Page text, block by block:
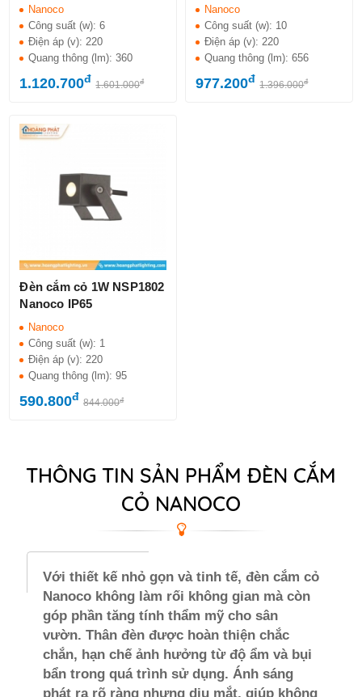
Nanoco
Công suất (w):6
Điện áp (v): 220
Quang thông (lm):360
1.120.700đ 1.601.000đ
Nanoco
Công suất (w): 10
Điện áp (v): 220
Quang thông (lm):656
977.200đ 1.396.000đ
Đèn cắm cỏ 1W NSP1802
Nanoco IP65
Nanoco
Công suất (w): 1
Điện áp (v):220
Quang thông (lm):95
590.800đ 844.000đ
THÔNG TIN SẢN PHẨM ĐÈN CẮM
CỎ NANOCO
Với thiết kế nhỏ gọn và tinh tế, đèn cắm cỏ
Nanoco không làm rối không gian mà còn
góp phần tăng tính thẩm mỹ cho sân
vườn. Thân đèn được hoàn thiện chắc
chắn, hạn chế ảnh hưởng từ độ ẩm và bụi
bẩn trong quá trình sử dụng. Ánh sáng
phát ra rõ ràng nhưng dịu mắt, giúp không